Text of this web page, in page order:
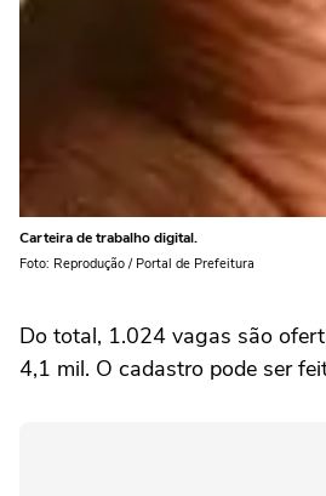
Carteira de trabalho digital.
Foto: Reprodução / Portal de Prefeitura
Do total, 1.024 vagas são
4,1 mil. O cadastro pode ser